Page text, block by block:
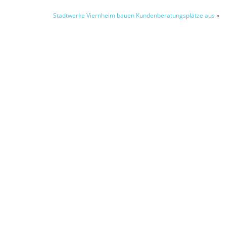
Stadtwerke Viernheim bauen Kundenberatungsplätze aus »